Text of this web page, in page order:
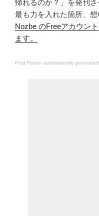
帰れるのか？」を発刊
最も力を入れた箇所、
Nozbe のFreeアカウン
ます。
Post Footer automatically